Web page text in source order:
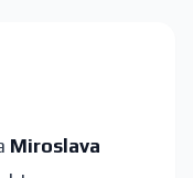
Miroslava